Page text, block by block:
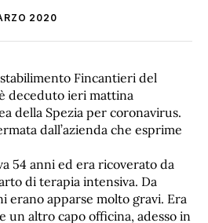
2020
Fincantieri del
deceduto ieri mattina
della Spezia per coronavirus.
dall’azienda che esprime
54 anni ed era ricoverato da
di terapia intensiva. Da
erano apparse molto gravi. Era
un altro capo officina, adesso in